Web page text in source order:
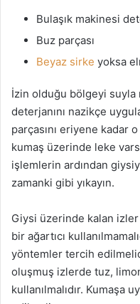
Bulaşık makinesi
Buz parçası
Beyaz sirke yoksa
İzin olduğu bölgeyi suyla
deterjanını nazikçe
parçasını eriyene kadar
kumaş üzerinde leke
işlemlerin ardından
zamanki gibi yıkayın.
Giysi üzerinde kalan
bir ağartıcı
yöntemler tercih
oluşmuş izlerde tuz,
kullanılmalıdır. Kumaşa